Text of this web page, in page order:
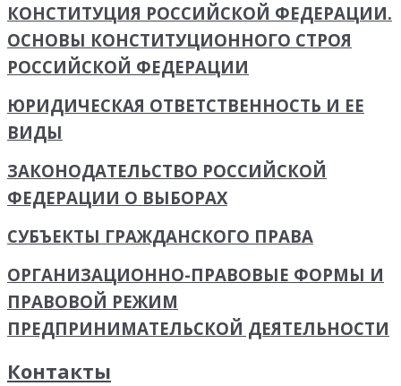
КОНСТИТУЦИЯ РОССИЙСКОЙ ФЕДЕРАЦИИ.
ОСНОВЫ КОНСТИТУЦИОННОГО СТРОЯ
РОССИЙСКОЙ ФЕДЕРАЦИИ
ЮРИДИЧЕСКАЯ ОТВЕТСТВЕННОСТЬ И ЕЕ
ВИДЫ
ЗАКОНОДАТЕЛЬСТВО РОССИЙСКОЙ
ФЕДЕРАЦИИ О ВЫБОРАХ
СУБЪЕКТЫ ГРАЖДАНСКОГО ПРАВА
ОРГАНИЗАЦИОННО-ПРАВОВЫЕ ФОРМЫ И
ПРАВОВОЙ РЕЖИМ
ПРЕДПРИНИМАТЕЛЬСКОЙ ДЕЯТЕЛЬНОСТИ
Контакты